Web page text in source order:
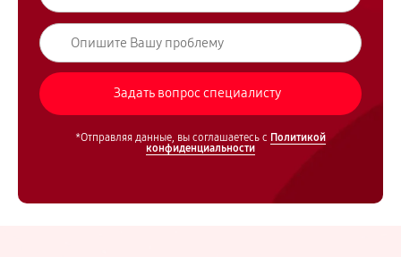
*Отправляя данные, вы соглашаетесь с Политикой
конфиденциальности